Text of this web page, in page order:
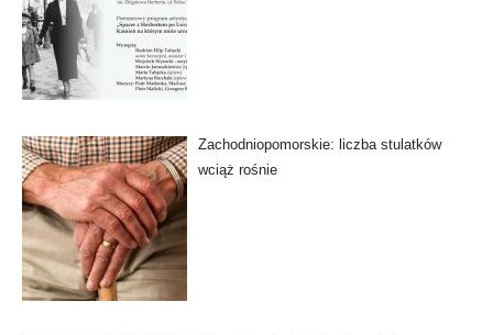
Zachodniopomorskie: liczba stulatków
wciąż rośnie